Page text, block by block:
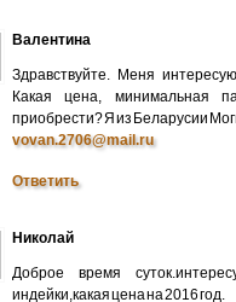
Валентина
Здравствуйте. Меня
Какая цена, минимальная
приобрести? Я из Беларусии
vovan.2706@mail.ru
Ответить
Николай
Доброе время
индейки,какая цена на 2016 год.